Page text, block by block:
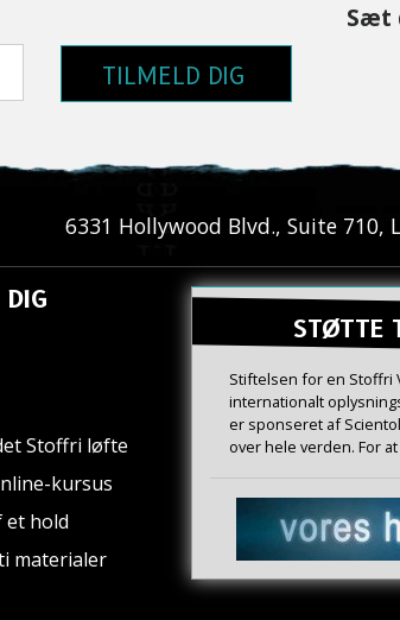
TILMELD DIG
Sæt
6331 Hollywood Blvd., Suite 710,
DIG
Stoffri løfte
kursus
et hold
materialer
STØTTE
Stiftelsen for en Stoffri
internationalt
er sponseret af
over hele verden. For